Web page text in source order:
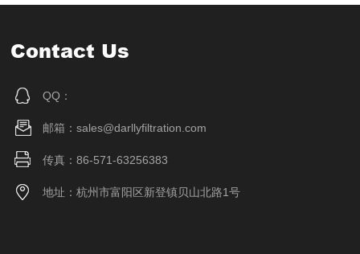
Contact Us
QQ：
邮箱：sales@darllyfiltration.com
传真：86-571-63256383
地址：杭州市富阳区新登镇贝山北路1号